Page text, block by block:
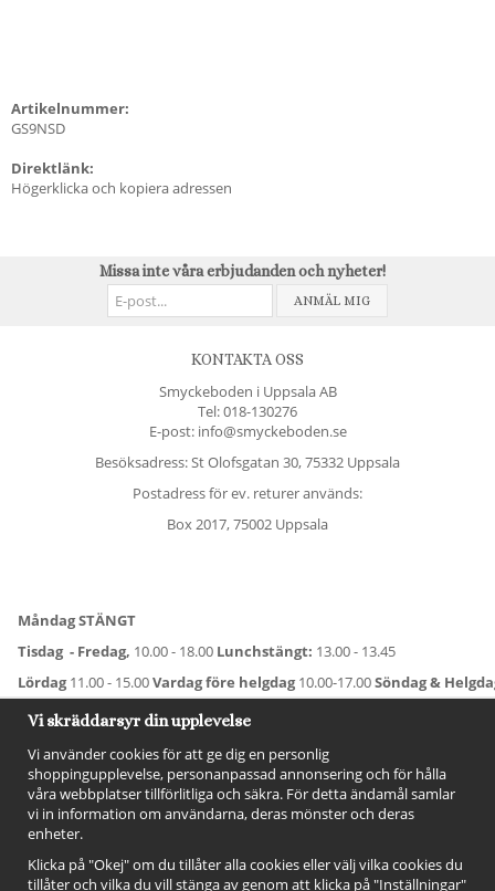
Artikelnummer:
GS9NSD
Direktlänk:
Högerklicka och kopiera adressen
Missa inte våra erbjudanden och nyheter!
ANMÄL MIG
KONTAKTA OSS
Smyckeboden i Uppsala AB
Tel:018-130276
E-post: info@smyckeboden.se
Besöksadress: St Olofsgatan 30, 75332 Uppsala
Postadress för ev. returer används:
Box 2017, 75002 Uppsala
Måndag STÄNGT
Tisdag - Fredag, 10.00 - 18.00 Lunchstängt: 13.00 - 13.45
Lördag11.00 - 15.00Vardag före helgdag10.00-17.00Söndag &
För avvikande öppettider:
Titta här
Vi skräddarsyr din upplevelse
Vi använder cookies för att ge dig en personlig
shoppingupplevelse, personanpassad annonsering och för hålla
våra webbplatser tillförlitliga och säkra. För detta ändamål samlar
vi in information om användarna, deras mönster och deras
enheter.
Klicka på "Okej" om du tillåter alla cookies eller välj vilka cookies du
tillåter och vilka du vill stänga av genom att klicka på "Inställningar"